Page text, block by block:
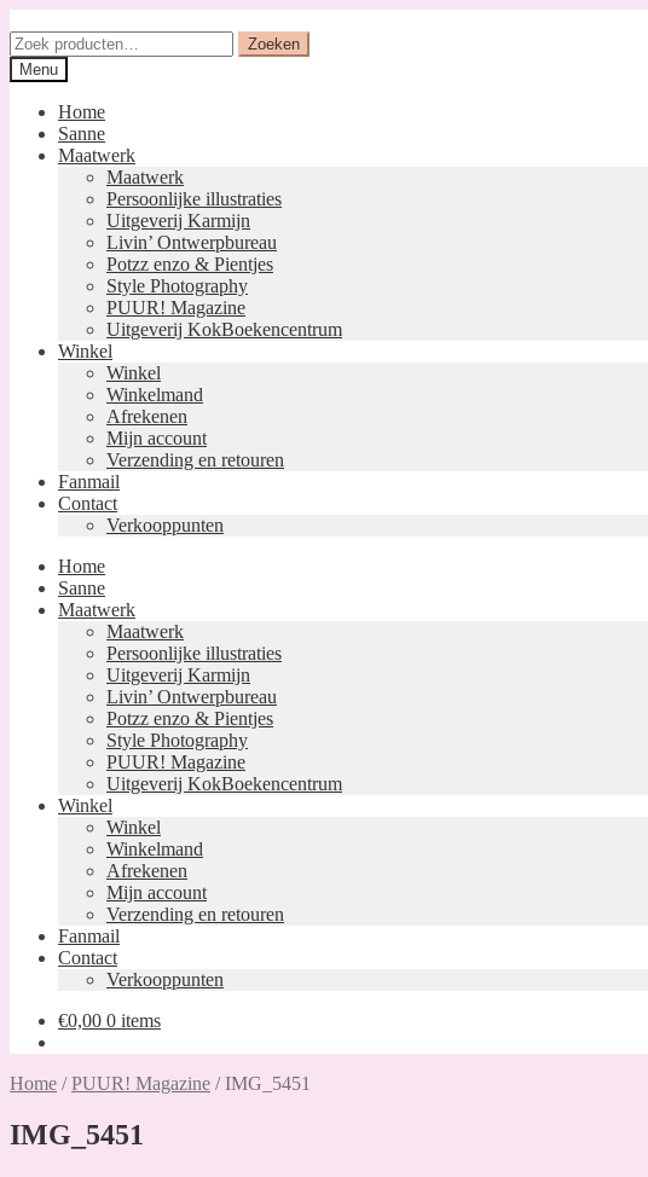
door
naar
navigatie
naar
de
inhoud
Zoeken
naar:
Zoeken
Menu
Home
Sanne
Maatwerk
Maatwerk
Persoonlijke illustraties
Uitgeverij Karmijn
Livin’ Ontwerpbureau
Potzz enzo & Pientjes
Style Photography
PUUR! Magazine
Uitgeverij KokBoekencentrum
Winkel
Winkel
Winkelmand
Afrekenen
Mijn account
Verzending en retouren
Fanmail
Contact
Verkooppunten
Home
Sanne
Maatwerk
Maatwerk
Persoonlijke illustraties
Uitgeverij Karmijn
Livin’ Ontwerpbureau
Potzz enzo & Pientjes
Style Photography
PUUR! Magazine
Uitgeverij KokBoekencentrum
Winkel
Winkel
Winkelmand
Afrekenen
Mijn account
Verzending en retouren
Fanmail
Contact
Verkooppunten
€0,00 0 items
Home /PUUR! Magazine /IMG_5451
IMG_5451